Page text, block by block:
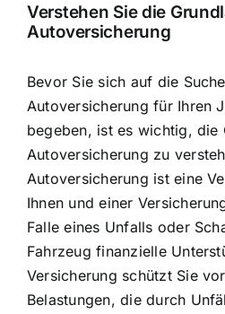
Verstehen Sie die
Autoversicherung
Bevor Sie sich auf die
Autoversicherung für Ihren
begeben, ist es wichtig, die
Autoversicherung zu
Autoversicherung ist eine
Ihnen und einer
Falle eines Unfalls oder
Fahrzeug finanzielle
Versicherung schützt Sie
Belastungen, die durch